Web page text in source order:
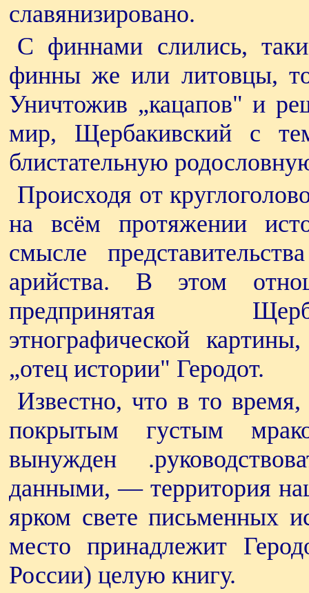
славянизировано.
С финнами слились,
финны же или литовцы,
Уничтожив „кацапов" и
мир, Щербакивский с
блистательную
Происходя от
на всём протяжении
смысле
арийства. В этом
предпринятая
этнографической
„отец истории" Геродот.
Известно, что в то
покрытым густым
вынужден
данными, — территория
ярком свете письменных
место принадлежит
России) целую книгу.